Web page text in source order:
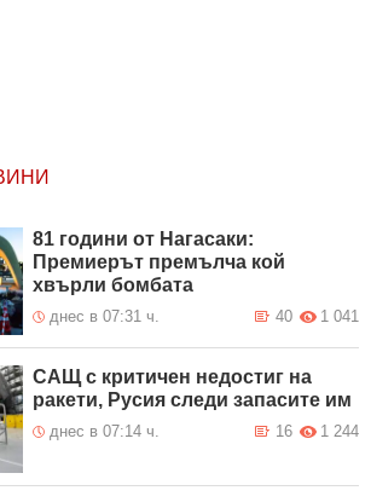
81 години от Нагасаки:
Премиерът премълча кой
хвърли бомбата
днес в 07:31 ч. 1 041
40
САЩ с критичен недостиг на
ракети, Русия следи запасите им
днес в 07:14 ч. 1 244
16